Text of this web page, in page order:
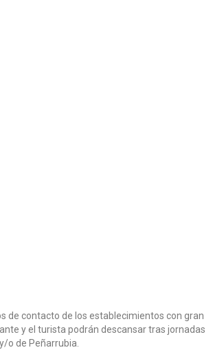
de contacto de los establecimientos con gran
y el turista podrán descansar tras jornadas
o de Peñarrubia.